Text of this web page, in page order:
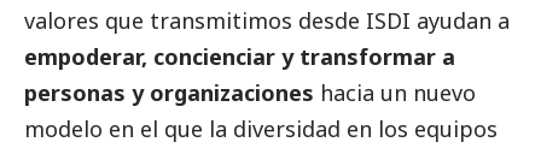
valores que transmitimos desde ISDI ayudan a
empoderar, concienciar y transformar a
personas y organizaciones hacia un nuevo
modelo en el que la diversidad en los equipos